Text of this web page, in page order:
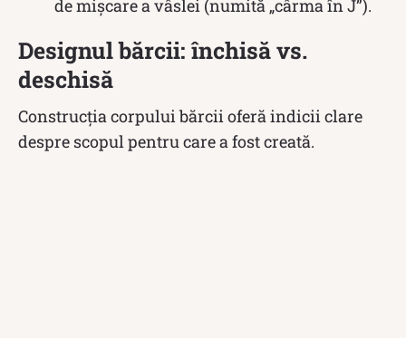
de mișcare a vâslei (numită „cârma în J”).
Designul bărcii: închisă vs.
deschisă
Construcția corpului bărcii oferă indicii clare
despre scopul pentru care a fost creată.